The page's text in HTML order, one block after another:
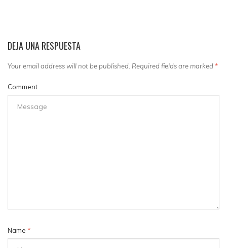
DEJA UNA RESPUESTA
Your email address will not be published. Required fields are marked *
Comment
Name *